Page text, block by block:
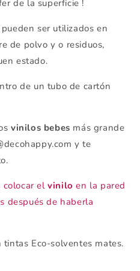
de la superficie !
pueden ser utilizados en
de polvo y o residuos,
estado.
de un tubo de cartón
vinilos bebes más grande
y te
colocar elvinilo en la pared
después de haberla
tintas Eco-solventes mates.